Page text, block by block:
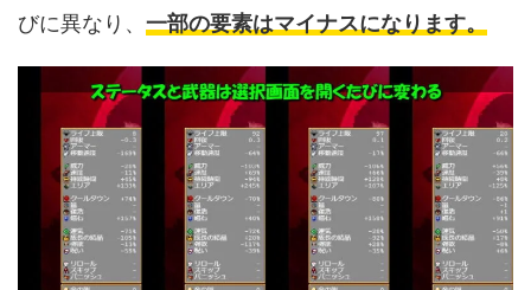
びに異なり、 一部の要素はマイナスになります。